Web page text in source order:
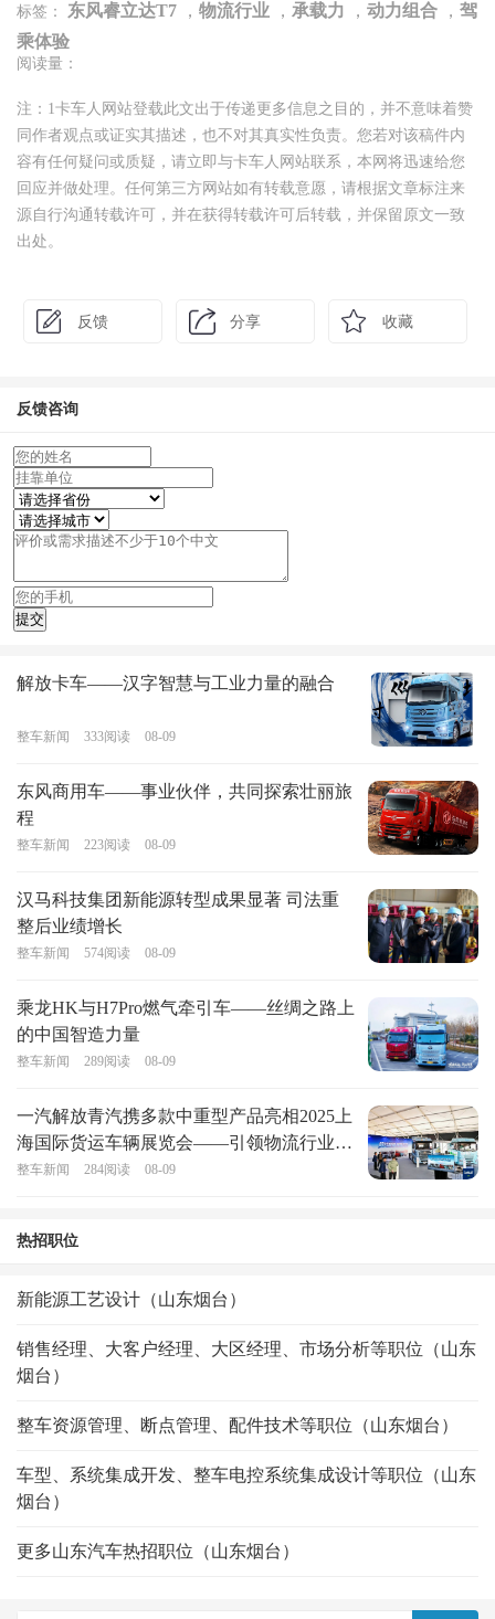
标签： 东风睿立达T7 ， 物流行业 ， 承载力 ， 动力组合 ， 驾
乘体验
阅读量：
注：1卡车人网站登载此文出于传递更多信息之目的，并不意味着赞
同作者观点或证实其描述，也不对其真实性负责。您若对该稿件内
容有任何疑问或质疑，请立即与卡车人网站联系，本网将迅速给您
回应并做处理。任何第三方网站如有转载意愿，请根据文章标注来
源自行沟通转载许可，并在获得转载许可后转载，并保留原文一致
出处。
反馈 分享 收藏
反馈咨询
解放卡车——汉字智慧与工业力量的融合
整车新闻 333阅读 08-09
东风商用车——事业伙伴，共同探索壮丽旅
程
整车新闻 223阅读 08-09
汉马科技集团新能源转型成果显著 司法重
整后业绩增长
整车新闻 574阅读 08-09
乘龙HK与H7Pro燃气牵引车——丝绸之路上
的中国智造力量
整车新闻 289阅读 08-09
一汽解放青汽携多款中重型产品亮相2025上
海国际货运车辆展览会——引领物流行业绿
色转型
整车新闻 284阅读 08-09
热招职位
新能源工艺设计（山东烟台）
销售经理、大客户经理、大区经理、市场分析等职位（山东
烟台）
整车资源管理、断点管理、配件技术等职位（山东烟台）
车型、系统集成开发、整车电控系统集成设计等职位（山东
烟台）
更多山东汽车热招职位（山东烟台）